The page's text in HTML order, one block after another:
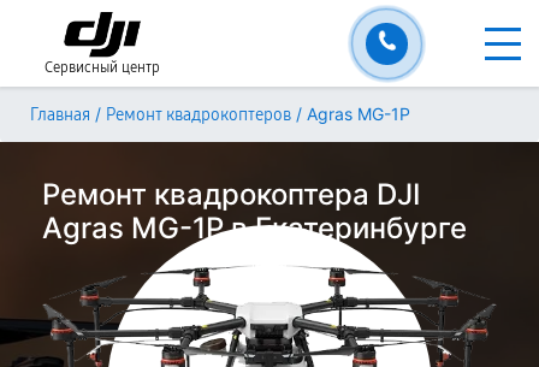
Сервисный центр
Главная / Ремонт квадрокоптеров / Agras MG-1P
Ремонт квадрокоптера DJI
Agras MG-1P в Екатеринбурге